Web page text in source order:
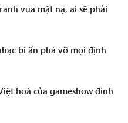
vua mặt nạ, ai sẽ phải
bí ẩn phá vỡ mọi định
hoá của gameshow đình